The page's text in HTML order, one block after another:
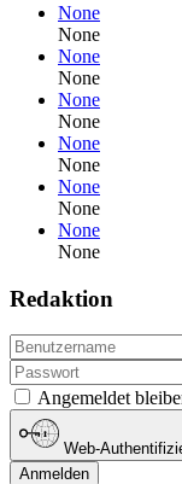
None
None
None
None
None
None
None
None
None
None
None
None
Redaktion
Angemeldet
Web-
Anmelden